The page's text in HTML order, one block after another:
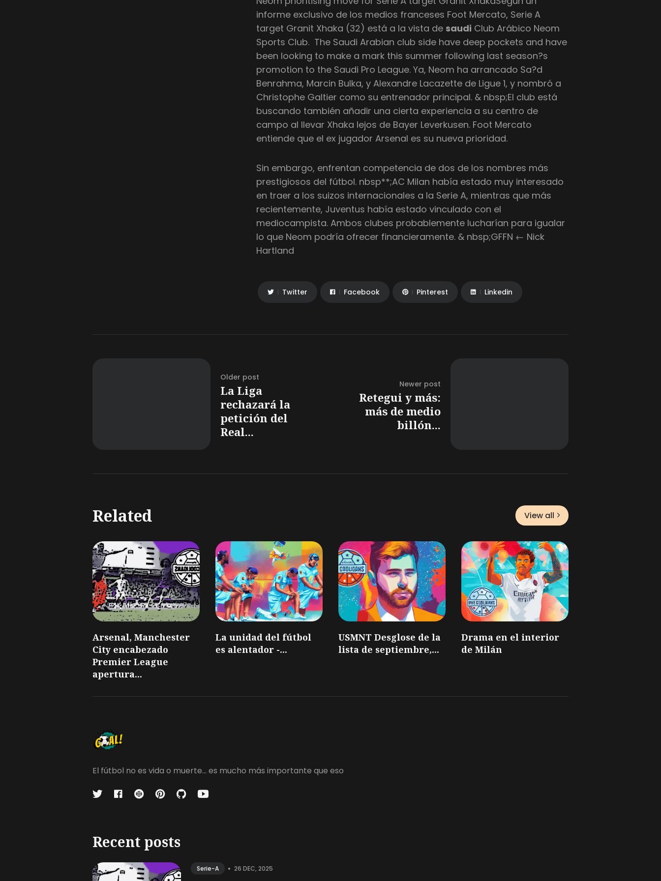
informe exclusivo de los medios franceses Foot Mercato, Serie A
target Granit Xhaka (32) está a la vista de saudi Club Arábico Neom
Sports Club. The Saudi Arabian club side have deep pockets and have
been looking to make a mark this summer following last season?s
promotion to the Saudi Pro League. Ya, Neom ha arrancado Sa?d
Benrahma, Marcin Bulka, y Alexandre Lacazette de Ligue 1, y nombró a
Christophe Galtier como su entrenador principal. & nbsp;El club está
buscando también añadir una cierta experiencia a su centro de
campo al llevar Xhaka lejos de Bayer Leverkusen. Foot Mercato
entiende que el ex jugador Arsenal es su nueva prioridad.
Sin embargo, enfrentan competencia de dos de los nombres más
prestigiosos del fútbol. nbsp**;AC Milan había estado muy interesado
en traer a los suizos internacionales a la Serie A, mientras que más
recientemente, Juventus había estado vinculado con el
mediocampista. Ambos clubes probablemente lucharían para igualar
lo que Neom podría ofrecer financieramente. & nbsp;GFFN ← Nick
Hartland
Twitter Facebook Pinterest Linkedin
Older post
La Liga
rechazará la
petición del
Real...
Newer post
Retegui y más:
más de medio
billón...
Related View all
Arsenal, Manchester
City encabezado
Premier League
apertura...
La unidad del fútbol
es alentador -...
USMNT Desglose de la
lista de septiembre,...
Drama en el interior
de Milán
El fútbol no es vida o muerte... es mucho más importante que eso
Recent posts
Serie-A • 26 DEC, 2025